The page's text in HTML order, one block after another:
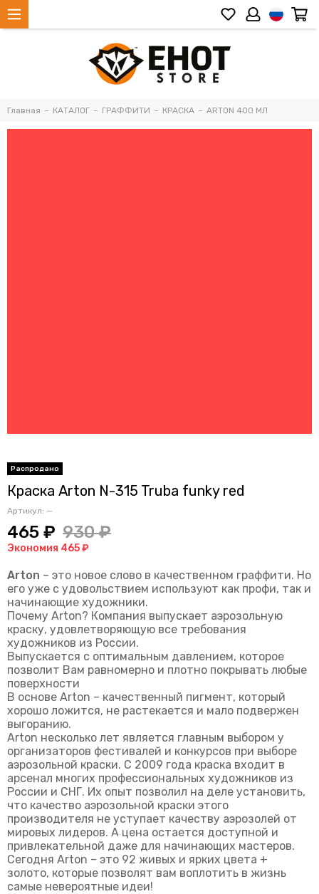
Главная КАТАЛОГ ГРАФФИТИ КРАСКА ARTON 400 МЛ
Краска Arton N-315 Truba funky red
Артикул: —
465 ₽ 930 ₽
Экономия 465 ₽
Arton – это новое слово в качественном граффити. Но
его уже с удовольствием используют как профи, так и
начинающие художники.
Почему Arton? Компания выпускает аэрозольную
краску, удовлетворяющую все требования
художников из России.
Выпускается с оптимальным давлением, которое
позволит Вам равномерно и плотно покрывать любые
поверхности
В основе Arton – качественный пигмент, который
хорошо ложится, не растекается и мало подвержен
выгоранию.
Arton несколько лет является главным выбором у
организаторов фестивалей и конкурсов при выборе
аэрозольной краски. С 2009 года краска входит в
арсенал многих профессиональных художников из
России и СНГ. Их опыт позволил на деле установить,
что качество аэрозольной краски этого
производителя не уступает качеству аэрозолей от
мировых лидеров. А цена остается доступной и
привлекательной даже для начинающих мастеров.
Сегодня Arton – это 92 живых и ярких цвета +
золото, которые позволят вам воплотить в жизнь
самые невероятные идеи!